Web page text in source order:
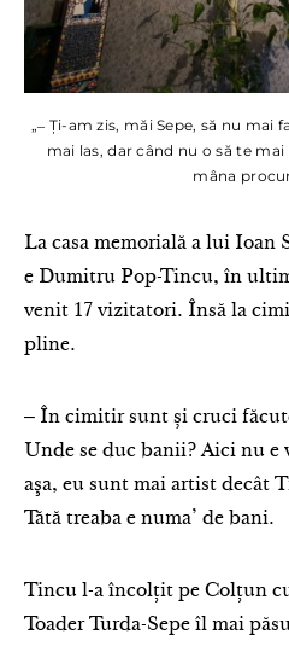
„‒ Ţi-am zis, măi Sepe, să nu mai
mai las, dar când nu o să te
mâna
La casa memorială a lui Ioan
e Dumitru Pop-Tincu, în
venit 17 vizitatori. Însă la
pline.
‒ În cimitir sunt și cruci
Unde se duc banii? Aici nu e
aşa, eu sunt mai artist decât
Tătă treaba e numa’ de bani.
Tincu l-a încolţit pe Colţun
Toader Turda-Sepe îl mai